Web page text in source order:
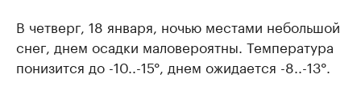
В четверг, 18 января, ночью местами небольшой
снег, днем осадки маловероятны. Температура
понизится до -10..-15°, днем ожидается -8..-13°.